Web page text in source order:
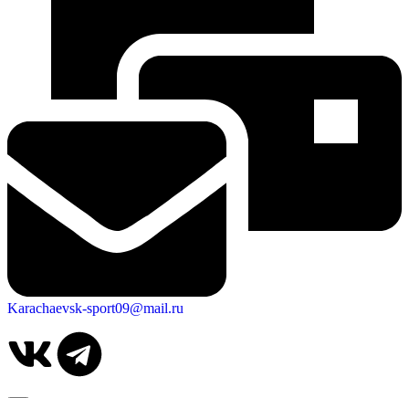
Karachaevsk-sport09@mail.ru